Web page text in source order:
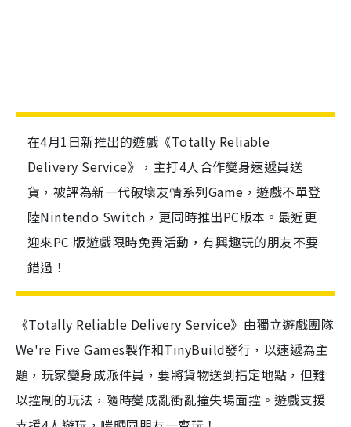
在4月1日新推出的遊戲《Totally Reliable
Delivery Service》，主打4人合作變身速遞員送
貨，被評為新一代破壞友情系列Game，遊戲不單登
陸Nintendo Switch，更同時推出PC版本。最近更
迎來PC 版遊戲限時免費活動，有興趣玩的朋友不要
錯過！
《Totally Reliable Delivery Service》由獨立遊戲團隊
We're Five Games製作和TinyBuild發行，以速遞為主
題，玩家變身成派件員，要將貨物送到指定地點，但難
以控制的玩法，隨時變成亂衝亂撞失場面控。遊戲支援